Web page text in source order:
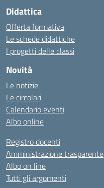
Didattica
Offerta formativa
Le schede didattiche
I progetti delle classi
Novità
Le notizie
Le circolari
Calendario eventi
Albo online
Registro docenti
Amministrazione trasparente
Albo on line
Tutti gli argomenti